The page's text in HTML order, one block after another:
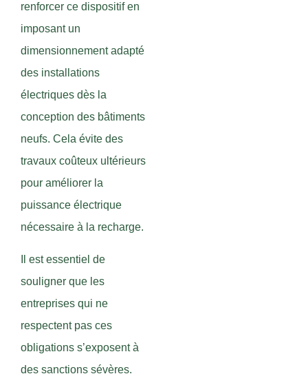
renforcer ce dispositif en
imposant un
dimensionnement adapté
des installations
électriques dès la
conception des bâtiments
neufs. Cela évite des
travaux coûteux ultérieurs
pour améliorer la
puissance électrique
nécessaire à la recharge.
Il est essentiel de
souligner que les
entreprises qui ne
respectent pas ces
obligations s’exposent à
des sanctions sévères.